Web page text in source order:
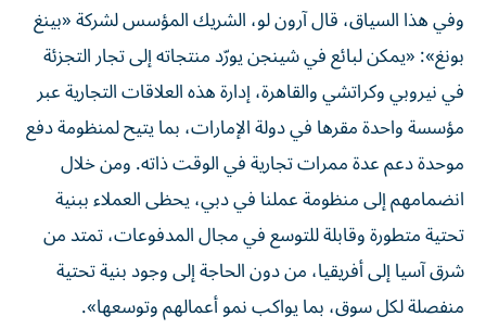
وفي هذا السياق، قال آرون لو، الشريك المؤسس لشركة «بينغ
بونغ»: «يمكن لبائع في شينجن يورّد منتجاته إلى تجار التجزئة
في نيروبي وكراتشي والقاهرة، إدارة هذه العلاقات التجارية عبر
مؤسسة واحدة مقرها في دولة الإمارات، بما يتيح لمنظومة دفع
موحدة دعم عدة ممرات تجارية في الوقت ذاته. ومن خلال
انضمامهم إلى منظومة عملنا في دبي، يحظى العملاء ببنية
تحتية متطورة وقابلة للتوسع في مجال المدفوعات، تمتد من
شرق آسيا إلى أفريقيا، من دون الحاجة إلى وجود بنية تحتية
منفصلة لكل سوق، بما يواكب نمو أعمالهم وتوسعها».